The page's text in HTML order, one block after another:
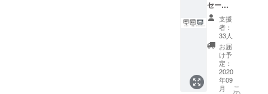
す。福岡市
内と糸島市
の商店街に
あります。
６年前から
糸島市に移
住して仲間
セージ
※ 主催
者より
感謝の
メッ
セージ
をお送
りいた
しま
す。 ■
支援
者：
33人
お届
け予
定：
2020
年09
月
こ